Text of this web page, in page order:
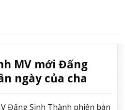
MV mới Đấng
ngày của cha
Đấng Sinh Thành phiên bản